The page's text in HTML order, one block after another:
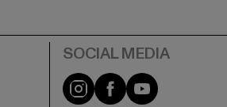
Instagram
FacebookYouTube